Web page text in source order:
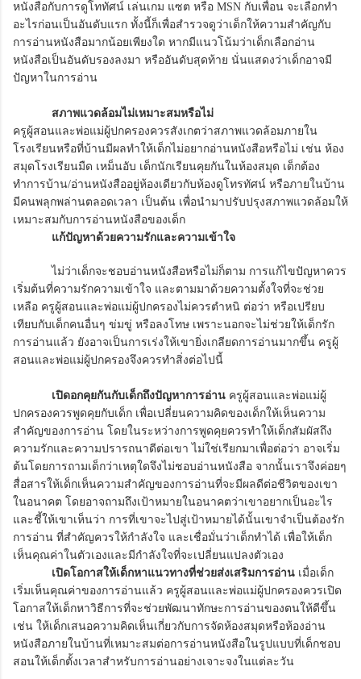
หนังสือกับการดูโททัศน์ เล่นเกม แซต หรือ MSN กับเพื่อน จะเลือกทำ
อะไรก่อนเป็นอันดับแรก ทั้งนี้ก็เพื่อสำรวจดูว่าเด็กให้ความสำคัญกับ
การอ่านหนังสือมากน้อยเพียงใด หากมีแนวโน้มว่าเด็กเลือกอ่าน
หนังสือเป็นอันดับรองลงมา หรืออันดับสุดท้าย นั่นแสดงว่าเด็กอาจมี
ปัญหาในการอ่าน
สภาพแวดล้อมไม่เหมาะสมหรือไม่
ครูผู้สอนและพ่อแม่ผู้ปกครองควรสังเกตว่าสภาพแวดล้อมภายใน
โรงเรียนหรือที่บ้านมีผลทำให้เด็กไม่อยากอ่านหนังสือหรือไม่ เช่น ห้อง
สมุดโรงเรียนมืด เหม็นอับ เด็กนักเรียนคุยกันในห้องสมุด เด็กต้อง
ทำการบ้าน/อ่านหนังสืออยู่ห้องเดียวกับห้องดูโทรทัศน์ หรือภายในบ้าน
มีคนพลุกพล่านตลอดเวลา เป็นต้น เพื่อนำมาปรับปรุงสภาพแวดล้อมให้
เหมาะสมกับการอ่านหนังสือของเด็ก
แก้ปัญหาด้วยความรักและความเข้าใจ
ไม่ว่าเด็กจะชอบอ่านหนังสือหรือไม่ก็ตาม การแก้ไขปัญหาควร
เริ่มต้นที่ความรักความเข้าใจ และตามมาด้วยความตั้งใจที่จะช่วย
เหลือ ครูผู้สอนและพ่อแม่ผู้ปกครองไม่ควรตำหนิ ต่อว่า หรือเปรียบ
เทียบกับเด็กคนอื่นๆ ข่มขู่ หรือลงโทษ เพราะนอกจะไม่ช่วยให้เด็กรัก
การอ่านแล้ว ยังอาจเป็นการเร่งให้เขายิ่งเกลียดการอ่านมากขึ้น ครูผู้
สอนและพ่อแม่ผู้ปกครองจึงควรทำสิ่งต่อไปนี้
เปิดอกคุยกันกับเด็กถึงปัญหาการอ่าน ครูผู้สอนและพ่อแม่ผู้
ปกครองควรพูดคุยกับเด็ก เพื่อเปลี่ยนความคิดของเด็กให้เห็นความ
สำคัญของการอ่าน โดยในระหว่างการพูดคุยควรทำให้เด็กสัมผัสถึง
ความรักและความปรารถนาดีต่อเขา ไม่ใช่เรียกมาเพื่อต่อว่า อาจเริ่ม
ต้นโดยการถามเด็กว่าเหตุใดจึงไม่ชอบอ่านหนังสือ จากนั้นเราจึงค่อยๆ
สื่อสารให้เด็กเห็นความสำคัญของการอ่านที่จะมีผลดีต่อชีวิตของเขา
ในอนาคต โดยอาจถามถึงเป้าหมายในอนาคตว่าเขาอยากเป็นอะไร
และชี้ให้เขาเห็นว่า การที่เขาจะไปสู่เป้าหมายได้นั้นเขาจำเป็นต้องรัก
การอ่าน ที่สำคัญควรให้กำลังใจ และเชื่อมั่นว่าเด็กทำได้ เพื่อให้เด็ก
เห็นคุณค่าในตัวเองและมีกำลังใจที่จะเปลี่ยนแปลงตัวเอง
เปิดโอกาสให้เด็กหาแนวทางที่ช่วยส่งเสริมการอ่าน เมื่อเด็ก
เริ่มเห็นคุณค่าของการอ่านแล้ว ครูผู้สอนและพ่อแม่ผู้ปกครองควรเปิด
โอกาสให้เด็กหาวิธีการที่จะช่วยพัฒนาทักษะการอ่านของตนให้ดีขึ้น
เช่น ให้เด็กเสนอความคิดเห็นเกี่ยวกับการจัดห้องสมุดหรือห้องอ่าน
หนังสือภายในบ้านที่เหมาะสมต่อการอ่านหนังสือในรูปแบบที่เด็กชอบ
สอนให้เด็กตั้งเวลาสำหรับการอ่านอย่างเจาะจงในแต่ละวัน